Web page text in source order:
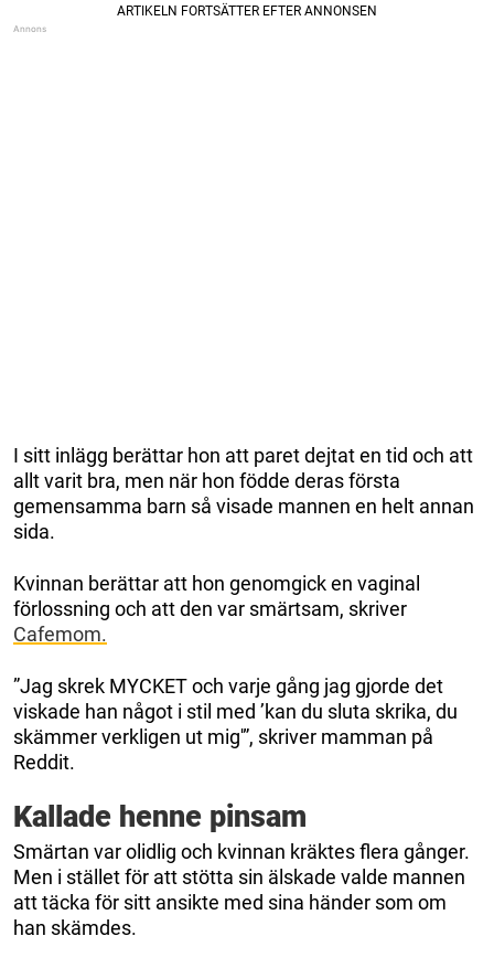
I sitt inlägg berättar hon att paret dejtat en tid och att
allt varit bra, men när hon födde deras första
gemensamma barn så visade mannen en helt annan
sida.
Kvinnan berättar att hon genomgick en vaginal
förlossning och att den var smärtsam, skriver
Cafemom.
”Jag skrek MYCKET och varje gång jag gjorde det
viskade han något i stil med ’kan du sluta skrika, du
skämmer verkligen ut mig'”, skriver mamman på
Reddit.
Kallade henne pinsam
Smärtan var olidlig och kvinnan kräktes flera gånger.
Men i stället för att stötta sin älskade valde mannen
att täcka för sitt ansikte med sina händer som om
han skämdes.